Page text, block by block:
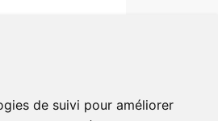
de suivi pour améliorer